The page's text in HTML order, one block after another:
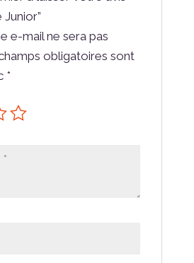
Junior”
e-mail ne sera pas
obligatoires sont
*